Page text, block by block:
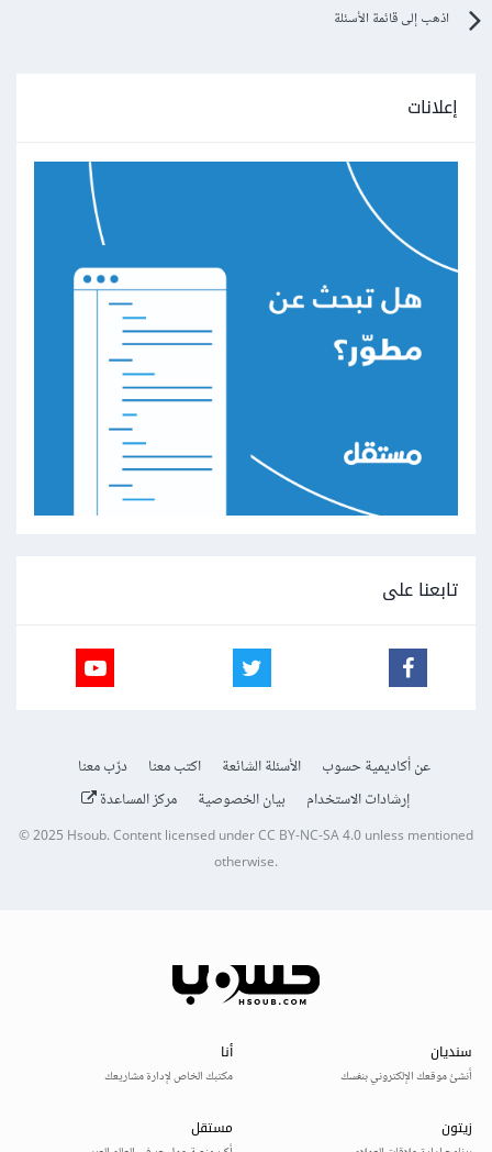
اذهب إلى قائمة الأسئلة
إعلانات
تابعنا على
عن أكاديمية حسوب الأسئلة الشائعة اكتب معنا
درّب معنا
إرشادات الاستخدام
بيان الخصوصية مركز المساعدة
© 2025Hsoub.Content licensed underCC BY-NC-SA 4.0unless mentioned
otherwise.